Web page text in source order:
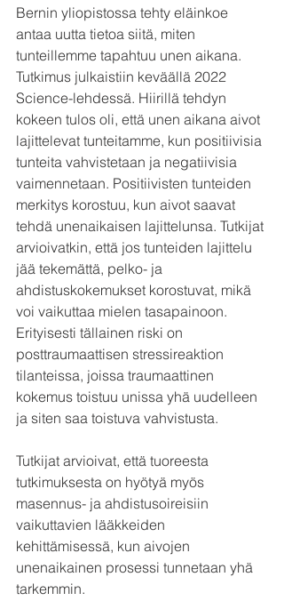
Bernin yliopistossa tehty eläinkoe
antaa uutta tietoa siitä, miten
tunteillemme tapahtuu unen aikana.
Tutkimus julkaistiin keväällä 2022
Science-lehdessä. Hiirillä tehdyn
kokeen tulos oli, että unen aikana aivot
lajittelevat tunteitamme, kun positiivisia
tunteita vahvistetaan ja negatiivisia
vaimennetaan. Positiivisten tunteiden
merkitys korostuu, kun aivot saavat
tehdä unenaikaisen lajittelunsa. Tutkijat
arvioivatkin, että jos tunteiden lajittelu
jää tekemättä, pelko- ja
ahdistuskokemukset korostuvat, mikä
voi vaikuttaa mielen tasapainoon.
Erityisesti tällainen riski on
posttraumaattisen stressireaktion
tilanteissa, joissa traumaattinen
kokemus toistuu unissa yhä uudelleen
ja siten saa toistuva vahvistusta.
Tutkijat arvioivat, että tuoreesta
tutkimuksesta on hyötyä myös
masennus- ja ahdistusoireisiin
vaikuttavien lääkkeiden
kehittämisessä, kun aivojen
unenaikainen prosessi tunnetaan yhä
tarkemmin.